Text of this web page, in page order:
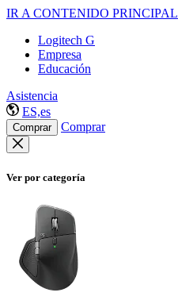
IR A CONTENIDO PRINCIPAL
Logitech G
Empresa
Educación
Asistencia
ES,es
Comprar Comprar
Ver por categoría